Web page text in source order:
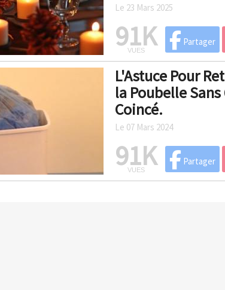
Le 23 Mars 2025
91K
VUES
Partager
L'Astuce Pour
la Poubelle
Coincé.
Le 07 Mars 2024
91K
VUES
Partager